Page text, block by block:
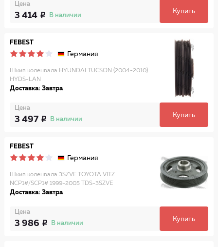
Цена
3 414 В наличии
Купить
FEBEST
Германия
Шкив коленвала HYUNDAI TUCSON (2004-2010)
HYDS-LAN
Доставка: Завтра
Цена
3 497 В наличии
Купить
FEBEST
Германия
Шкив коленвала 3SZVE TOYOTA VITZ
NCP1#/SCP1# 1999-2005 TDS-3SZVE
Доставка: Завтра
Цена
3 986 В наличии
Купить